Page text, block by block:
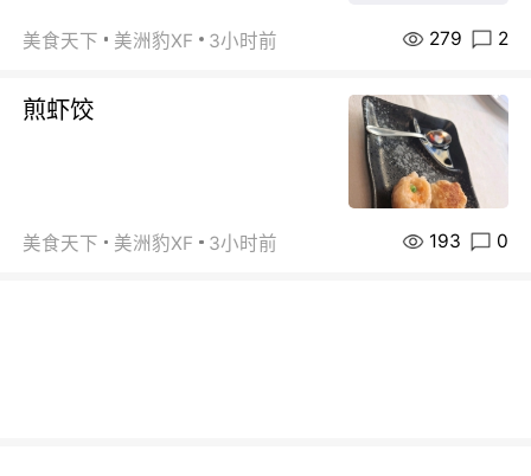
美食天下 美洲豹XF 3小时前 279 2
煎虾饺
美食天下 美洲豹XF 3小时前 193 0